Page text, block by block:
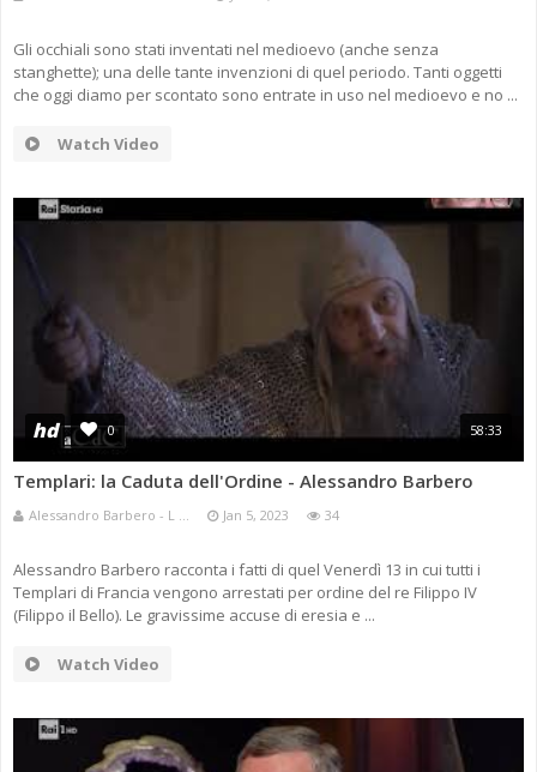
Gli occhiali sono stati inventati nel medioevo (anche senza
stanghette); una delle tante invenzioni di quel periodo. Tanti oggetti
che oggi diamo per scontato sono entrate in uso nel medioevo e no ...
Watch Video
hd 0 58:33
Templari: la Caduta dell'Ordine - Alessandro Barbero
Alessandro Barbero - L ... Jan 5, 2023 34
Alessandro Barbero racconta i fatti di quel Venerdì 13 in cui tutti i
Templari di Francia vengono arrestati per ordine del re Filippo IV
(Filippo il Bello). Le gravissime accuse di eresia e ...
Watch Video